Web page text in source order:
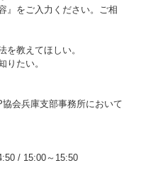
』をご入力ください。ご相
教えてほしい。
たい。
協会兵庫支部事務所において
/ 15:00～15:50